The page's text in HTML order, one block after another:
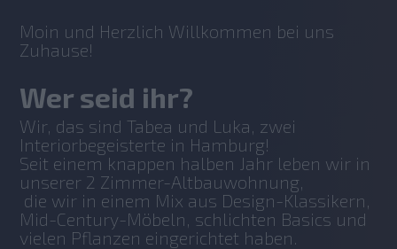
Moin und Herzlich Willkommen bei uns
Zuhause!
Wer seid ihr?
Wir, das sind Tabea und Luka, zwei
Interiorbegeisterte in Hamburg!
Seit einem knappen halben Jahr leben wir in
unserer 2 Zimmer-Altbauwohnung,
Mid-Century-Möbeln, schlichten Basics und
vielen Pflanzen eingerichtet haben.